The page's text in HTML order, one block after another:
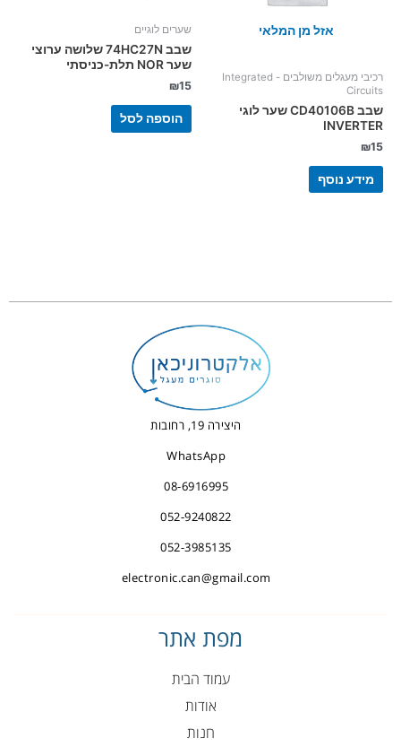
אזל מן המלאי
רכיבי מעגלים משולבים - Integrated
Circuits
שבב CD40106B שער לוגי
INVERTER
₪15
מידע נוסף
שערים לוגיים
שבב 74HC27N שלושה ערוצי
שער NOR תלת-כניסתי
₪15
הוספה לסל
היצירה 19, רחובות
WhatsApp
08-6916995
052-9240822
052-3985135
electronic.can@gmail.com
מפת אתר
עמוד הבית
אודות
חנות